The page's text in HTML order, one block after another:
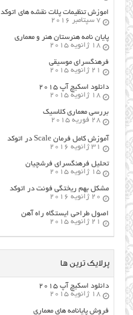
اموزش تنظیمات پلات نقشه های اتوکد
7 سپتامبر 2016
پایان نامه هنرستان هنر و معماري
18 ژانویه 2015
فرهنگسراي موسيقي
21 ژانویه 2015
دانلود اسکیچ آپ ۲۰۱۵
18 ژانویه 2015
بررسی معماری کلاسیک
28 فوریه 2015
آموزش کامل فرمان Scale در اتوکد
31 ژانویه 2016
تحلیل فرهنگسرای فرشچیان
15 ژانویه 2015
مشکل بهم ریختگی فونت در اتوکد
20 ژانویه 2016
اصول طراحي ایستگاه راه آهن
21 ژانویه 2015
پرلایک ترین ها
دانلود اسکیچ آپ ۲۰۱۵
18 ژانویه 2015
فروش پایانامه های معماری